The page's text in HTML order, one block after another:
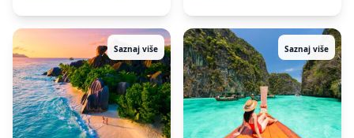
Saznaj više Saznaj više